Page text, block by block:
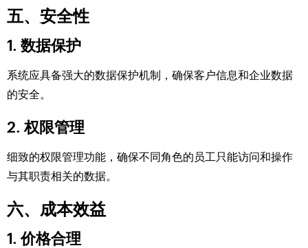
五、安全性
1. 数据保护
系统应具备强大的数据保护机制，确保客户信息和企业数据
的安全。
2. 权限管理
细致的权限管理功能，确保不同角色的员工只能访问和操作
与其职责相关的数据。
六、成本效益
1. 价格合理